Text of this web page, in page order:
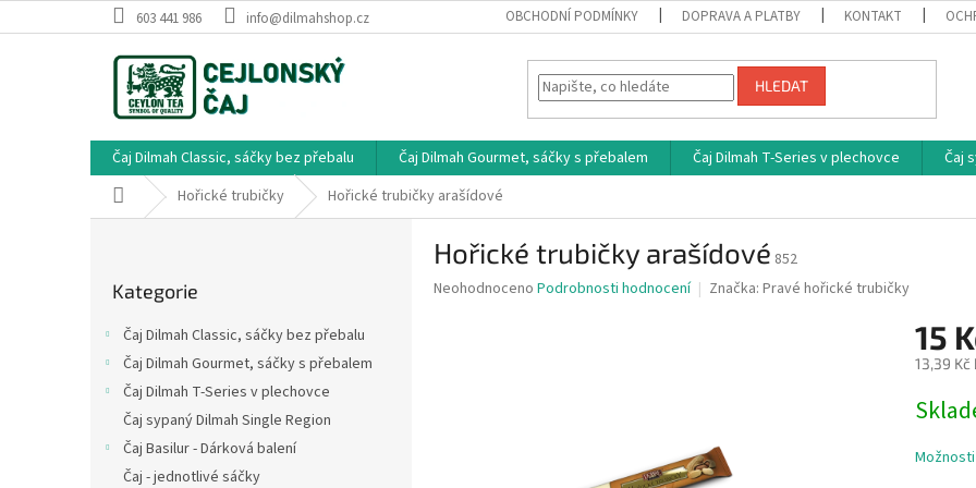
na
603 441 986 info@dilmahshop.cz OBCHODNÍ PODMÍNKY DOPRAVA A PLATBY KONTAKT
HLEDAT
Čaj Dilmah Classic, sáčky bez přebalu Čaj Dilmah Gourmet, sáčky s přebalem Čaj Dilmah T-Series v plechovce Čaj
Domů Hořické trubičky Hořické trubičky arašídové
kategorie
Kategorie
Čaj Dilmah Classic, sáčky bez přebalu
Čaj Dilmah Gourmet, sáčky s přebalem
Čaj Dilmah T-Series v plechovce
Čaj sypaný Dilmah Single Region
Čaj Basilur - Dárková balení
Čaj - jednotlivé sáčky
Hořické trubičky arašídové 852
Průměrné
Neohodnoceno Podrobnosti hodnocení Značka: Pravé hořické trubičky
15
13,39 Kč
cena: